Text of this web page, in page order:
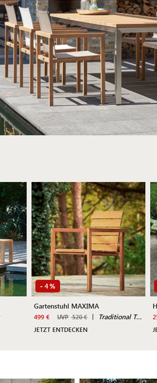
-4%
Gartenstuhl MAXIMA
499 € UVP 520 € | Traditional Teak
JETZT ENTDECKEN